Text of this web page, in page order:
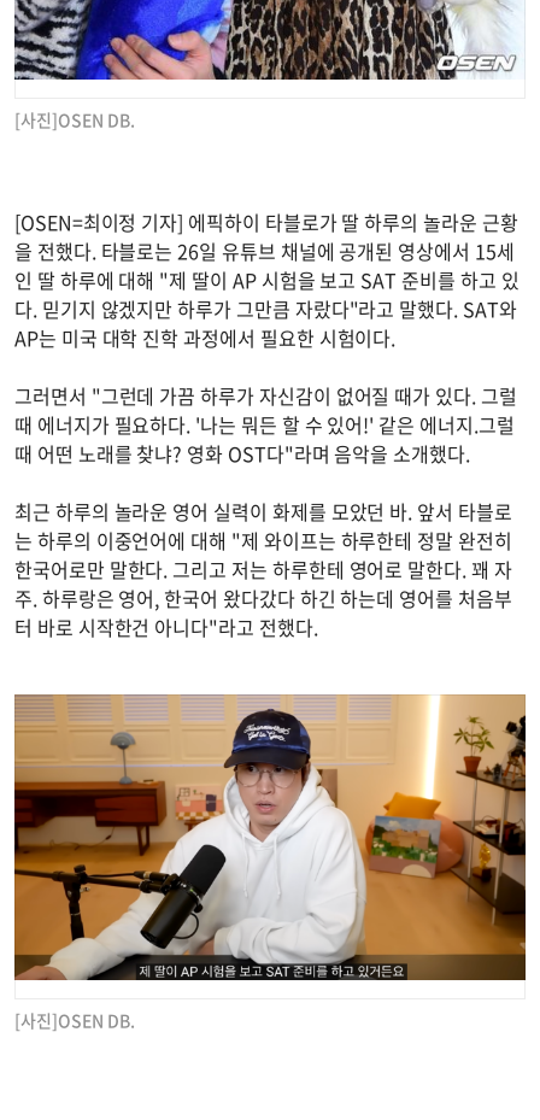
[사진]OSEN DB.
[OSEN=최이정 기자] 에픽하이 타블로가 딸 하루의 놀라운 근황
을 전했다. 타블로는 26일 유튜브 채널에 공개된 영상에서 15세
인 딸 하루에 대해 "제 딸이 AP 시험을 보고 SAT 준비를 하고 있
다. 믿기지 않겠지만 하루가 그만큼 자랐다"라고 말했다. SAT와
AP는 미국 대학 진학 과정에서 필요한 시험이다.
그러면서 "그런데 가끔 하루가 자신감이 없어질 때가 있다. 그럴
때 에너지가 필요하다. '나는 뭐든 할 수 있어!' 같은 에너지.그럴
때 어떤 노래를 찾냐? 영화 OST다"라며 음악을 소개했다.
최근 하루의 놀라운 영어 실력이 화제를 모았던 바. 앞서 타블로
는 하루의 이중언어에 대해 "제 와이프는 하루한테 정말 완전히
한국어로만 말한다. 그리고 저는 하루한테 영어로 말한다. 꽤 자
주. 하루랑은 영어, 한국어 왔다갔다 하긴 하는데 영어를 처음부
터 바로 시작한건 아니다"라고 전했다.
[사진]OSEN DB.